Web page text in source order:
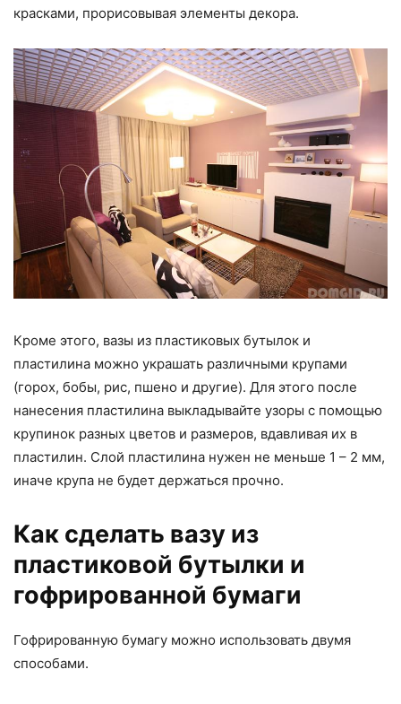
красками, прорисовывая элементы декора.
Кроме этого, вазы из пластиковых бутылок и
пластилина можно украшать различными крупами
(горох, бобы, рис, пшено и другие). Для этого после
нанесения пластилина выкладывайте узоры с помощью
крупинок разных цветов и размеров, вдавливая их в
пластилин. Слой пластилина нужен не меньше 1 – 2 мм,
иначе крупа не будет держаться прочно.
Как сделать вазу из
пластиковой бутылки и
гофрированной бумаги
Гофрированную бумагу можно использовать двумя
способами.